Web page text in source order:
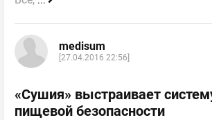
medisum
[27.04.2016 22:56]
«Сушия» выстраивает
пищевой безопасности